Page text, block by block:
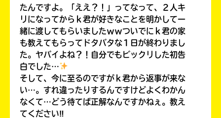
たんですよ。「ええ？！」ってなって、２人キ
リになってからｋ君が好きなことを明かして一
緒に渡してもらいましたｗｗついでにｋ君の家
も教えてもらってドタバタな１日が終わりまし
た。ヤバイよね？！自分でもビックリした初告
白でした…
そして、今に至るのですがｋ君から返事が来な
い…。すれ違ったりするんですけどよくわかん
なくて…どう待てば正解なんですかねぇ。教え
てください‼